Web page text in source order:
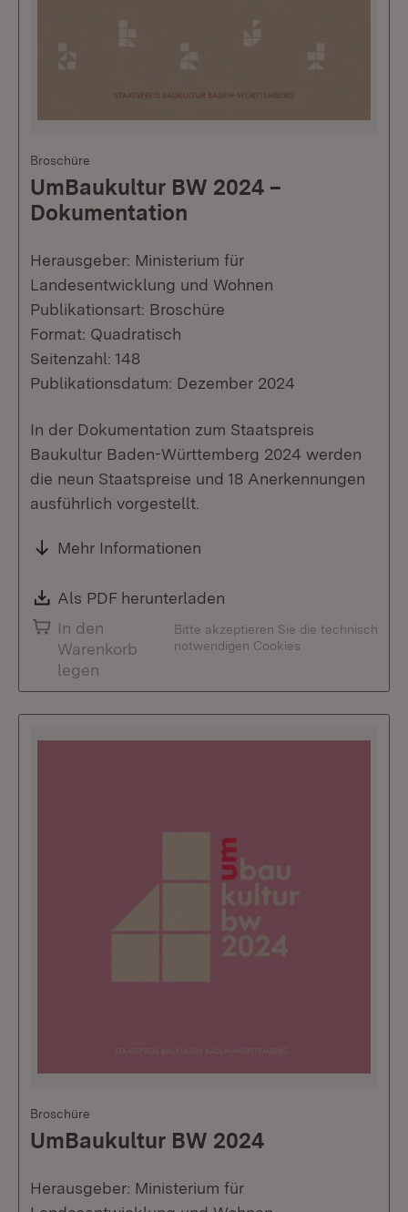
Broschüre
UmBaukultur BW 2024 –
Dokumentation
Herausgeber: Ministerium für
Landesentwicklung und Wohnen
Publikationsart: Broschüre
Format: Quadratisch
Seitenzahl: 148
Publikationsdatum: Dezember 2024
In der Dokumentation zum Staatspreis
Baukultur Baden-Württemberg 2024 werden
die neun Staatspreise und 18 Anerkennungen
ausführlich vorgestellt.
Mehr Informationen
Download:
Als PDF herunterladen
In den
Warenkorb
legen
Bitte akzeptieren Sie die technisch
notwendigen Cookies
Broschüre
UmBaukultur BW 2024
Herausgeber: Ministerium für